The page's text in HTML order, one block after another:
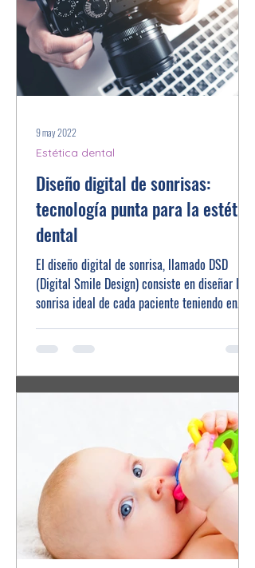
Diseño digital de sonrisas:
tecnología punta para la estética
dental
El diseño digital de sonrisa, llamado DSD
(Digital Smile Design) consiste en diseñar la
sonrisa ideal de cada paciente teniendo en
Estética dental
9 may 2022